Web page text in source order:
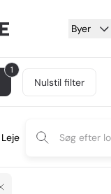
Byer
1
Nulstil filter
Leje